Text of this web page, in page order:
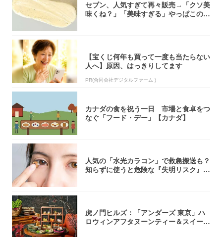
セブン、人気すぎて再々販売→「クソ美
味くね？」「美味すぎる」やっぱこのク
【宝くじ何年も買って一度も当たらない
人へ】原因、はっきりしてます
PR(合同会社デジタルファーム )
カナダの食を祝う一日 市場と食卓をつ
なぐ「フード・デー」【カナダ】
人気の「水光カラコン」で救急搬送も？
知らずに使うと危険な『失明リスク』と
虎ノ門ヒルズ：「アンダーズ 東京」ハ
ロウィンアフタヌーンティー＆スイーツ